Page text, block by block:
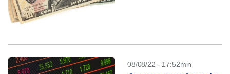
08/08/22 - 17:52min